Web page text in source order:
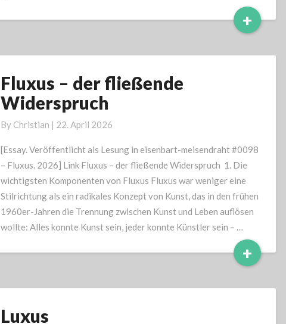
+Read
More
Fluxus
–
der
fließende
Fluxus – der fließende
Widerspruch
By Christian | 22. April 2026
[Essay. Veröffentlicht als Lesung in eisenbart-meisendraht #0098
– Fluxus. 2026] Link Fluxus – der fließende Widerspruch 1. Die
wichtigsten Komponenten von Fluxus Fluxus war weniger eine
Stilrichtung als ein radikales Konzept von Kunst, das in den frühen
1960er-Jahren die Trennung zwischen Kunst und Leben auflösen
wollte: Alles konnte Kunst sein, jeder konnte Künstler sein – …
+Read
More
Luxus
Luxus